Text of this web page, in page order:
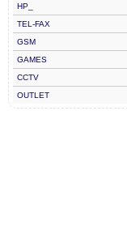
HP_
TEL-FAX
GSM
GAMES
CCTV
OUTLET